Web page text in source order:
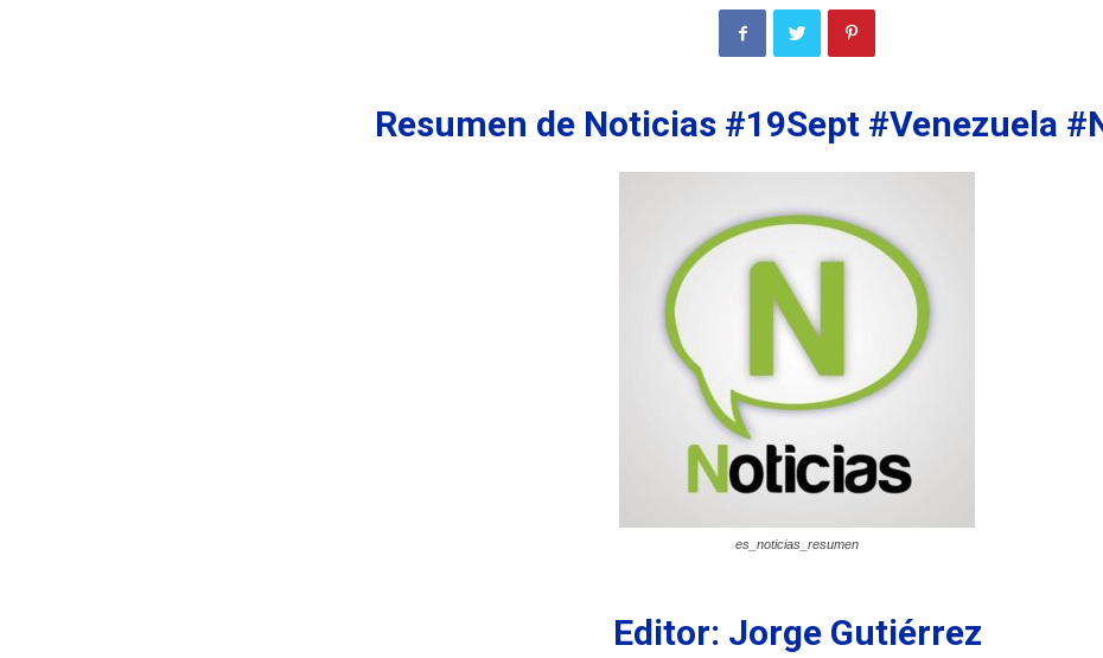
Resumen de Noticias #19Sept #Venezuela
es_noticias_resumen
Editor: Jorge Gutiérrez